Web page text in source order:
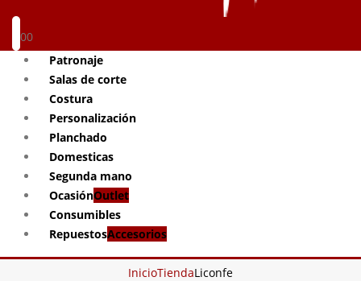
00
Patronaje
Salas de corte
Costura
Personalización
Planchado
Domesticas
Segunda mano
OcasiónOutlet
Consumibles
RepuestosAccesorios
InicioTiendaLiconfe